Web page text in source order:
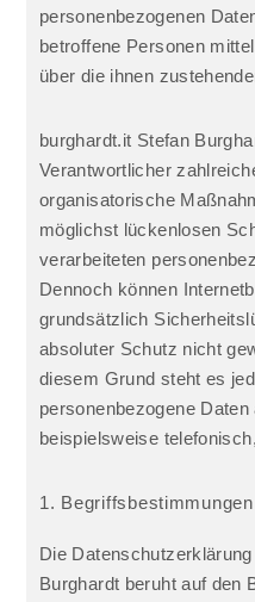
personenbezogenen
betroffene Personen
über die ihnen
burghardt.it Stefan
Verantwortlicher
organisatorische
möglichst lückenlosen
verarbeiteten
Dennoch können
grundsätzlich
absoluter Schutz nicht
diesem Grund steht es
personenbezogene
beispielsweise
1. Begriffsbestimmungen
Die
Burghardt beruht auf den